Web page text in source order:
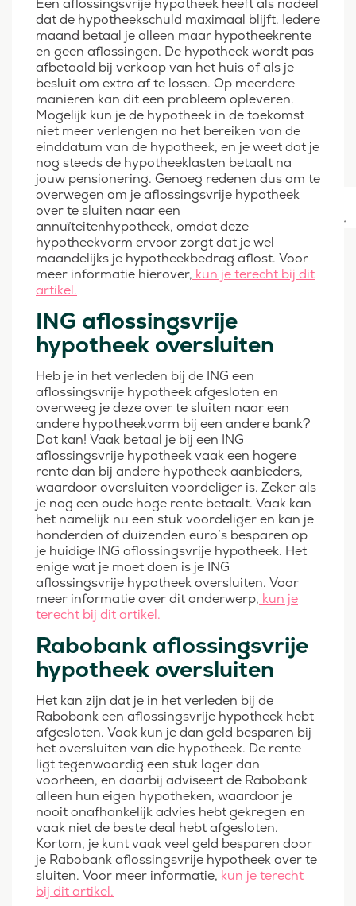
Een aflossingsvrije hypotheek heeft als nadeel
dat de hypotheekschuld maximaal blijft. Iedere
maand betaal je alleen maar hypotheekrente
en geen aflossingen. De hypotheek wordt pas
afbetaald bij verkoop van het huis of als je
besluit om extra af te lossen. Op meerdere
manieren kan dit een probleem opleveren.
Mogelijk kun je de hypotheek in de toekomst
niet meer verlengen na het bereiken van de
einddatum van de hypotheek, en je weet dat je
nog steeds de hypotheeklasten betaalt na
jouw pensionering. Genoeg redenen dus om te
overwegen om je aflossingsvrije hypotheek
over te sluiten naar een
annuïteitenhypotheek, omdat deze
hypotheekvorm ervoor zorgt dat je wel
maandelijks je hypotheekbedrag aflost. Voor
meer informatie hierover, kun je terecht bij dit
artikel.
ING aflossingsvrije
hypotheek oversluiten
Heb je in het verleden bij de ING een
aflossingsvrije hypotheek afgesloten en
overweeg je deze over te sluiten naar een
andere hypotheekvorm bij een andere bank?
Dat kan! Vaak betaal je bij een ING
aflossingsvrije hypotheek vaak een hogere
rente dan bij andere hypotheek aanbieders,
waardoor oversluiten voordeliger is. Zeker als
je nog een oude hoge rente betaalt. Vaak kan
het namelijk nu een stuk voordeliger en kan je
honderden of duizenden euro’s besparen op
je huidige ING aflossingsvrije hypotheek. Het
enige wat je moet doen is je ING
aflossingsvrije hypotheek oversluiten. Voor
meer informatie over dit onderwerp, kun je
terecht bij dit artikel.
Rabobank aflossingsvrije
hypotheek oversluiten
Het kan zijn dat je in het verleden bij de
Rabobank een aflossingsvrije hypotheek hebt
afgesloten. Vaak kun je dan geld besparen bij
het oversluiten van die hypotheek. De rente
ligt tegenwoordig een stuk lager dan
voorheen, en daarbij adviseert de Rabobank
alleen hun eigen hypotheken, waardoor je
nooit onafhankelijk advies hebt gekregen en
vaak niet de beste deal hebt afgesloten.
Kortom, je kunt vaak veel geld besparen door
je Rabobank aflossingsvrije hypotheek over te
sluiten. Voor meer informatie, kun je terecht
bij dit artikel.